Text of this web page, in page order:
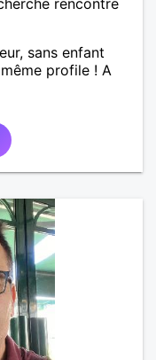
sans enfant
profile ! A